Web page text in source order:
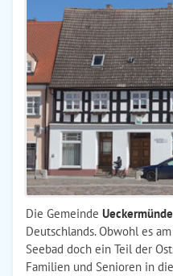
Die Gemeinde Ueckermünde
Deutschlands. Obwohl es
Seebad doch ein Teil der
Familien und Senioren in